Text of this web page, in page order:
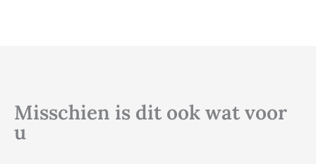
Misschien is dit ook wat voor
u